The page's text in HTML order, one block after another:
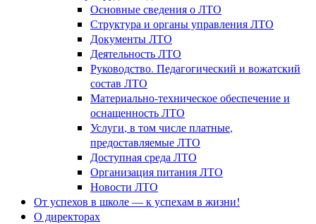
Основные сведения о ЛТО
Структура и органы управления ЛТО
Документы ЛТО
Деятельность ЛТО
Руководство. Педагогический и вожатский
состав ЛТО
Материально-техническое обеспечение и
оснащенность ЛТО
Услуги, в том числе платные,
предоставляемые ЛТО
Доступная среда ЛТО
Организация питания ЛТО
Новости ЛТО
От успехов в школе — к успехам в жизни!
О директорах